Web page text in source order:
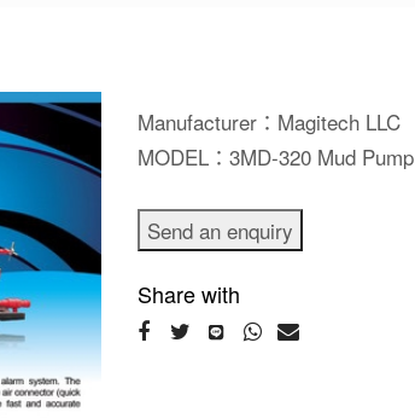
Manufacturer：Magitech LLC
MODEL：3MD-320 Mud Pump
Send an enquiry
Share with